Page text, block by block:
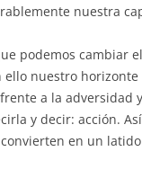
nuestra
podemos cambiar
ello nuestro
a la adversidad
y decir: acción.
en un